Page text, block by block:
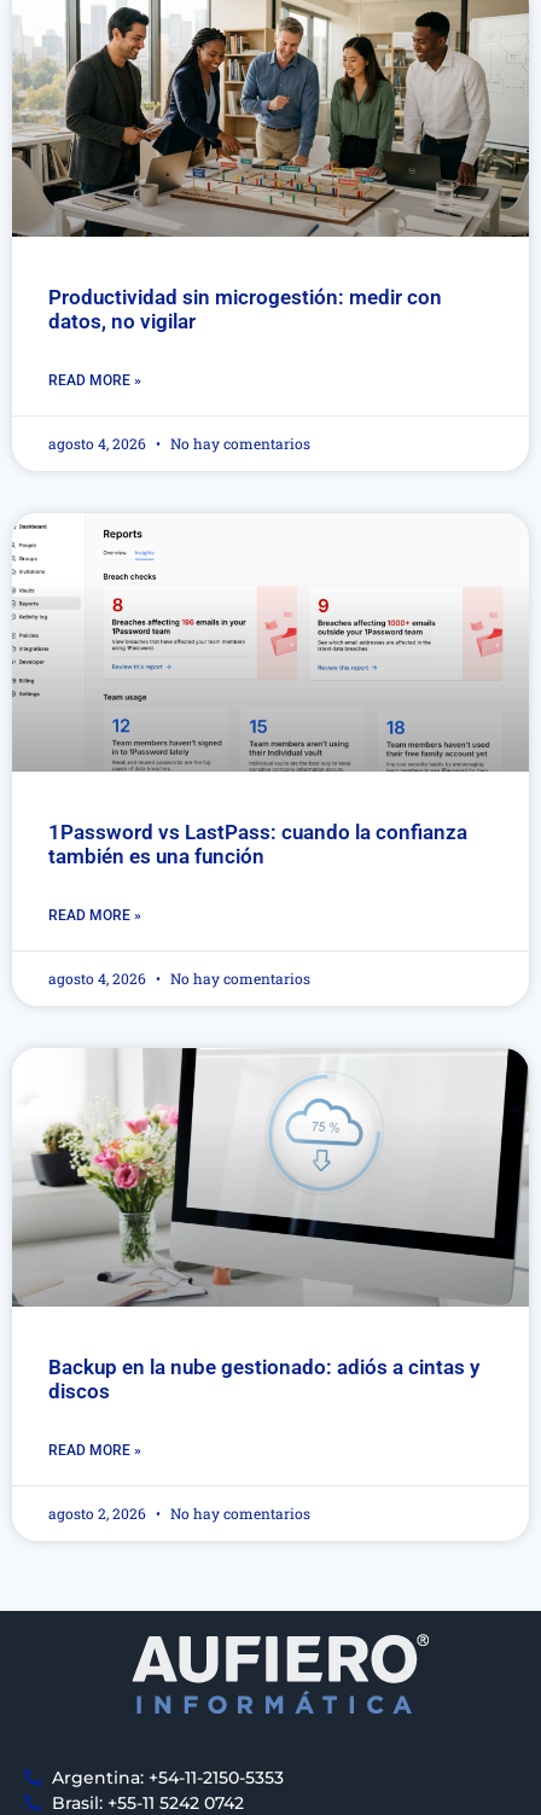
Productividad sin microgestión: medir con
datos, no vigilar
READ MORE »
agosto 4, 2026 No hay comentarios
1Password vs LastPass: cuando la confianza
también es una función
READ MORE »
agosto 4, 2026 No hay comentarios
Backup en la nube gestionado: adiós a cintas y
discos
READ MORE »
agosto 2, 2026 No hay comentarios
Argentina: +54-11-2150-5353
Brasil: +55-11 5242 0742